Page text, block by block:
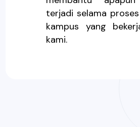
terjadi selama
kampus yang
kami.